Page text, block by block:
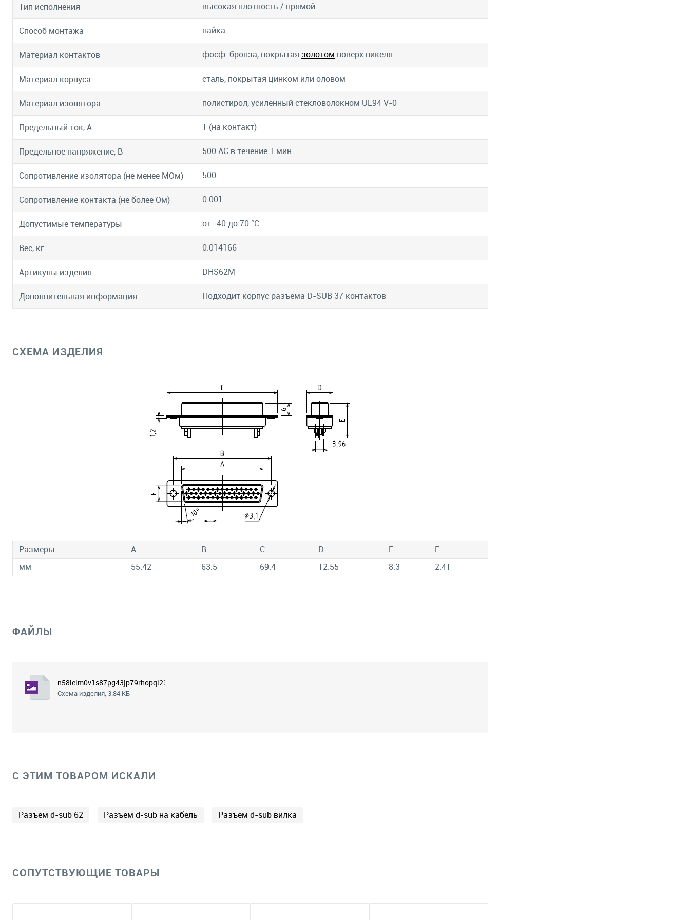
Тип исполнения высокая плотность / прямой
Способ монтажа пайка
Материал контактов фосф. бронза, покрытая золотом поверх никеля
Материал корпуса сталь, покрытая цинком или оловом
Материал изолятора полистирол, усиленный стекловолокном UL94 V-0
Предельный ток, А 1 (на контакт)
Предельное напряжение, В 500 АС в течение 1 мин.
Сопротивление изолятора (не менее МОм) 500
Сопротивление контакта (не более Ом) 0.001
Допустимые температуры от -40 до 70 °C
Вес, кг 0.014166
Артикулы изделия DHS62M
Дополнительная информация Подходит корпус разъема D-SUB 37 контактов
СХЕМА ИЗДЕЛИЯ
Размеры A B C D E
F
мм
55.42 63.5 69.4 12.55 8.3 2.41
ФАЙЛЫ
n58ieim0v1s87pg43jp79rhopqi23hau.png
Схема изделия, 3.84 КБ
C ЭТИМ ТОВАРОМ ИСКАЛИ
Разъем d-sub 62 Разъем d-sub на кабель Разъем d-sub вилка
СОПУТСТВУЮЩИЕ ТОВАРЫ